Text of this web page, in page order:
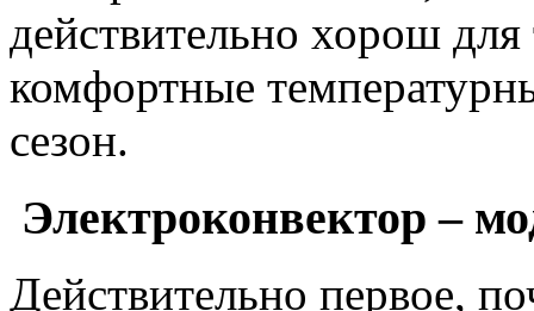
действительно хорош для
комфортные
сезон.
Электроконвектор –
Действительно первое,